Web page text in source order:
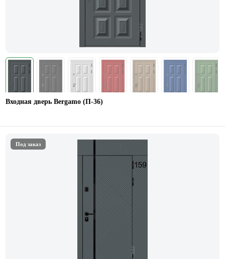
Входная дверь Bergamo (П-36)
Под заказ